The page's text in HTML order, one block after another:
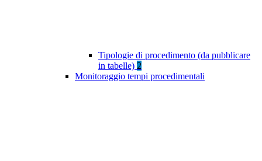
Tipologie di procedimento (da pubblicare
in tabelle) 2
Monitoraggio tempi procedimentali